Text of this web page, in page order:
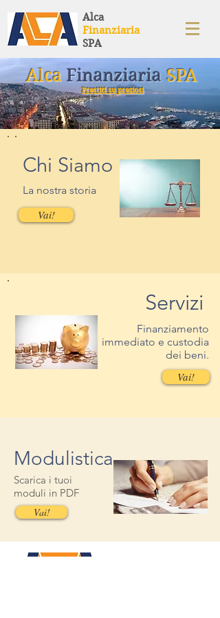
Alca
Finanziaria
SPA
Alca Finanziaria SPA
Prestiti su preziosi
Chi Siamo
La nostra storia
Vai!
Servizi
Finanziamento
immediato e custodia
dei beni.
Vai!
Modulistica
Scarica i tuoi
moduli in PDF
Vai!